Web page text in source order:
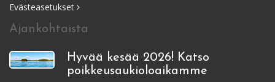
Evästeasetukset
Ajankohtaista
Hyvää kesää 2026! Katso
poikkeusaukioloaikamme